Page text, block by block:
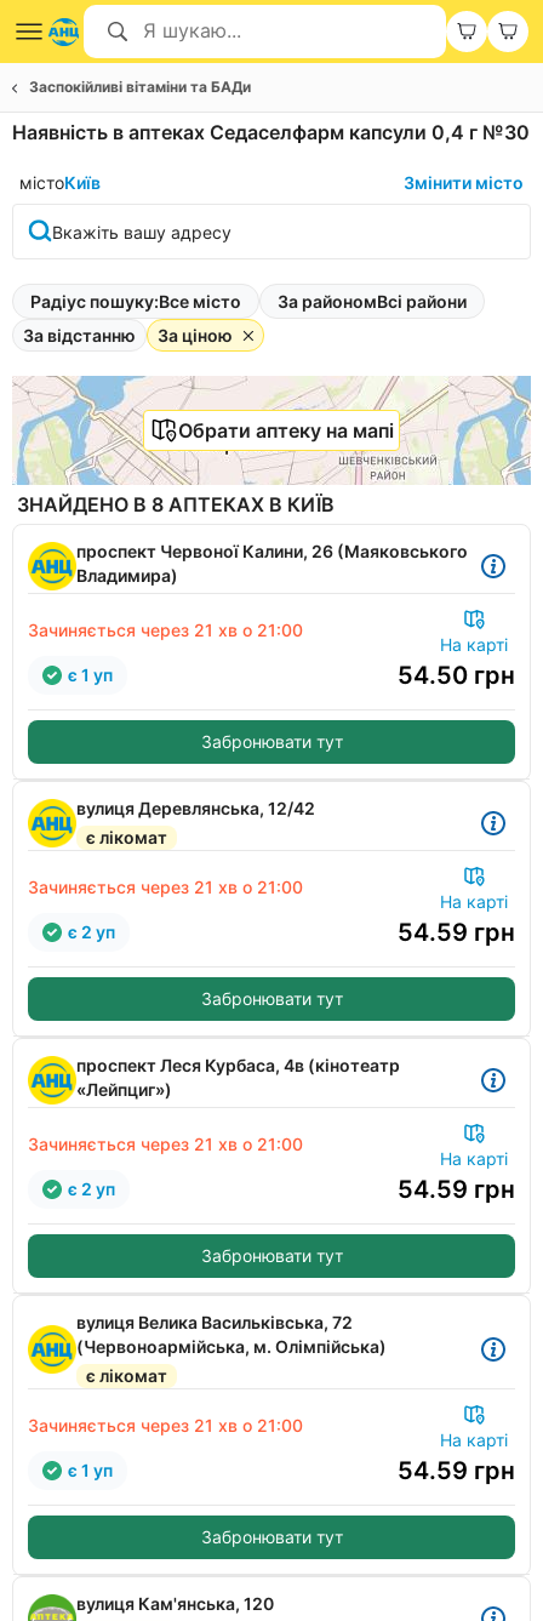
Заспокійливі вітаміни та БАДи
Наявність в аптеках Седаселфарм капсули 0,4 г №30
містоКиїв Змінити місто
Вкажіть вашу адресу
Радіус пошуку:Все місто За райономВсі райони
За відстанню
За ціною
Обрати аптеку на мапі
ЗНАЙДЕНО В 8 АПТЕКАХ В КИЇВ
проспект Червоної Калини, 26 (Маяковського
Владимира)
Зачиняється через 21 хв о 21:00
На карті
54.50 грн
є 1 уп
Забронювати тут
вулиця Деревлянська, 12/42
є лікомат
Зачиняється через 21 хв о 21:00
На карті
54.59 грн
є 2 уп
Забронювати тут
проспект Леся Курбаса, 4в (кінотеатр
«Лейпциг»)
Зачиняється через 21 хв о 21:00
На карті
54.59 грн
є 2 уп
Забронювати тут
вулиця Велика Васильківська, 72
(Червоноармійська, м. Олімпійська)
є лікомат
Зачиняється через 21 хв о 21:00
На карті
54.59 грн
є 1 уп
Забронювати тут
вулиця Кам'янська, 120